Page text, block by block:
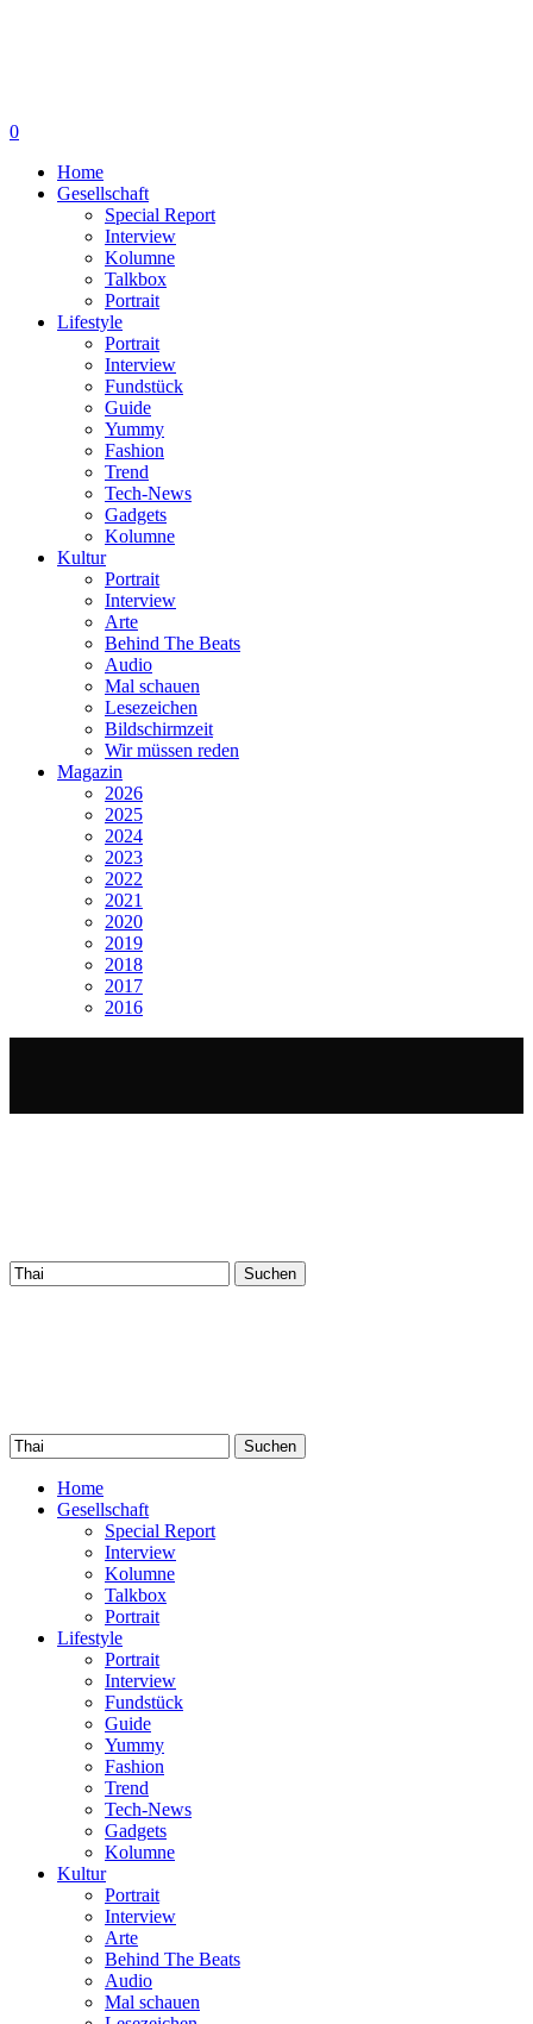
0
Home
Gesellschaft
Special Report
Interview
Kolumne
Talkbox
Portrait
Lifestyle
Portrait
Interview
Fundstück
Guide
Yummy
Fashion
Trend
Tech-News
Gadgets
Kolumne
Kultur
Portrait
Interview
Arte
Behind The Beats
Audio
Mal schauen
Lesezeichen
Bildschirmzeit
Wir müssen reden
Magazin
2026
2025
2024
2023
2022
2021
2020
2019
2018
2017
2016
Suchen
nach:
Suchen
nach:
Home
Gesellschaft
Special Report
Interview
Kolumne
Talkbox
Portrait
Lifestyle
Portrait
Interview
Fundstück
Guide
Yummy
Fashion
Trend
Tech-News
Gadgets
Kolumne
Kultur
Portrait
Interview
Arte
Behind The Beats
Audio
Mal schauen